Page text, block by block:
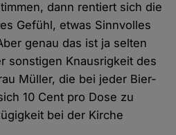
dann rentiert sich die
Gefühl, etwas Sinnvolles
genau das ist ja selten
sonstigen Knausrigkeit des
Müller, die bei jeder Bier-
10 Cent pro Dose zu
bei der Kirche